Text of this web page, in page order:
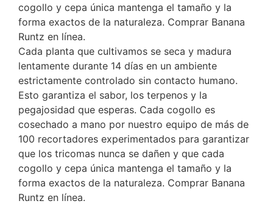
cogollo y cepa única mantenga el tamaño y la
forma exactos de la naturaleza. Comprar Banana
Runtz en línea.
Cada planta que cultivamos se seca y madura
lentamente durante 14 días en un ambiente
estrictamente controlado sin contacto humano.
Esto garantiza el sabor, los terpenos y la
pegajosidad que esperas. Cada cogollo es
cosechado a mano por nuestro equipo de más de
100 recortadores experimentados para garantizar
que los tricomas nunca se dañen y que cada
cogollo y cepa única mantenga el tamaño y la
forma exactos de la naturaleza. Comprar Banana
Runtz en línea.